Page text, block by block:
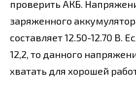
проверить АКБ.
заряженного
составляет 12.50-12.70 В.
12,2, то данного
хватать для хорошей